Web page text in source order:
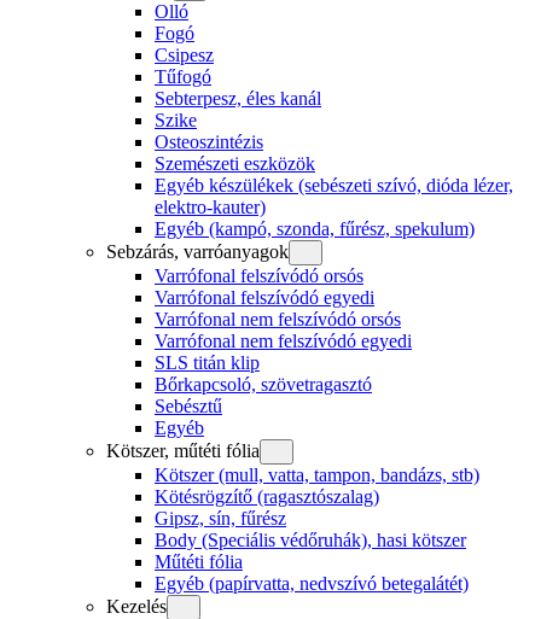
Olló
Fogó
Csipesz
Tűfogó
Sebterpesz, éles kanál
Szike
Osteoszintézis
Szemészeti eszközök
Egyéb készülékek (sebészeti szívó, dióda lézer,
elektro-kauter)
Egyéb (kampó, szonda, fűrész, spekulum)
Sebzárás, varróanyagok
Varrófonal felszívódó orsós
Varrófonal felszívódó egyedi
Varrófonal nem felszívódó orsós
Varrófonal nem felszívódó egyedi
SLS titán klip
Bőrkapcsoló, szövetragasztó
Sebésztű
Egyéb
Kötszer, műtéti fólia
Kötszer (mull, vatta, tampon, bandázs, stb)
Kötésrögzítő (ragasztószalag)
Gipsz, sín, fűrész
Body (Speciális védőruhák), hasi kötszer
Műtéti fólia
Egyéb (papírvatta, nedvszívó betegalátét)
Kezelés